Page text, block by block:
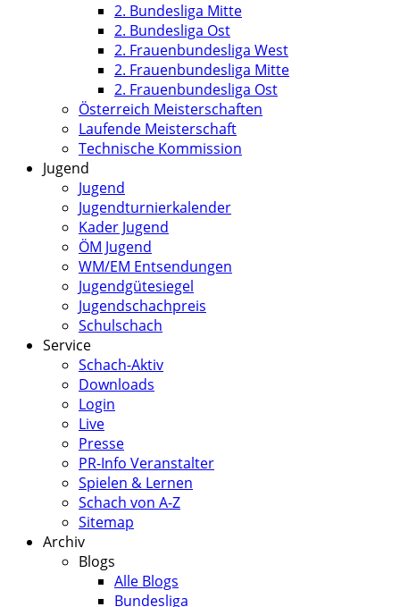
2. Bundesliga Mitte
2. Bundesliga Ost
2. Frauenbundesliga West
2. Frauenbundesliga Mitte
2. Frauenbundesliga Ost
Österreich Meisterschaften
Laufende Meisterschaft
Technische Kommission
Jugend
Jugend
Jugendturnierkalender
Kader Jugend
ÖM Jugend
WM/EM Entsendungen
Jugendgütesiegel
Jugendschachpreis
Schulschach
Service
Schach-Aktiv
Downloads
Login
Live
Presse
PR-Info Veranstalter
Spielen & Lernen
Schach von A-Z
Sitemap
Archiv
Blogs
Alle Blogs
Bundesliga